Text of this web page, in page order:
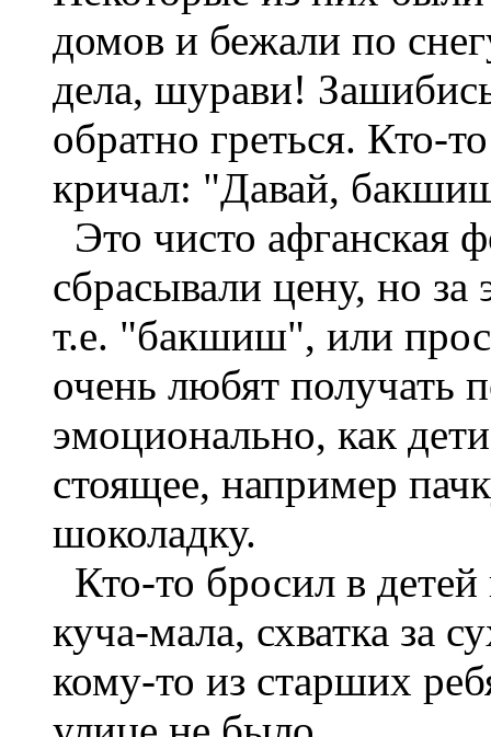
домов и бежали по
дела, шурави!
обратно греться. Кто-
кричал: "Давай,
Это чисто афганская
сбрасывали цену, но за
т.е. "бакшиш", или
очень любят получать
эмоционально, как
стоящее, например
шоколадку.
Кто-то бросил в детей
куча-мала, схватка за
кому-то из старших